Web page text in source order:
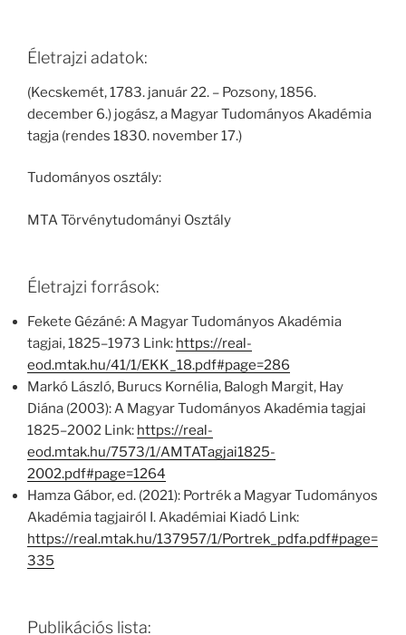
Életrajzi adatok:
(Kecskemét, 1783. január 22. – Pozsony, 1856.
december 6.) jogász, a Magyar Tudományos Akadémia
tagja (rendes 1830. november 17.)
Tudományos osztály:
MTA Törvénytudományi Osztály
Életrajzi források:
Fekete Gézáné: A Magyar Tudományos Akadémia
tagjai, 1825–1973 Link: https://real-
eod.mtak.hu/41/1/EKK_18.pdf#page=286
Markó László, Burucs Kornélia, Balogh Margit, Hay
Diána (2003): A Magyar Tudományos Akadémia tagjai
1825–2002 Link: https://real-
eod.mtak.hu/7573/1/AMTATagjai1825-
2002.pdf#page=1264
Hamza Gábor, ed. (2021): Portrék a Magyar Tudományos
Akadémia tagjairól I. Akadémiai Kiadó Link:
https://real.mtak.hu/137957/1/Portrek_pdfa.pdf#page=
335
Publikációs lista: